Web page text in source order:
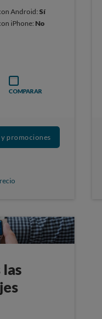
Android:Sí
iPhone:No
COMPARAR
y promociones